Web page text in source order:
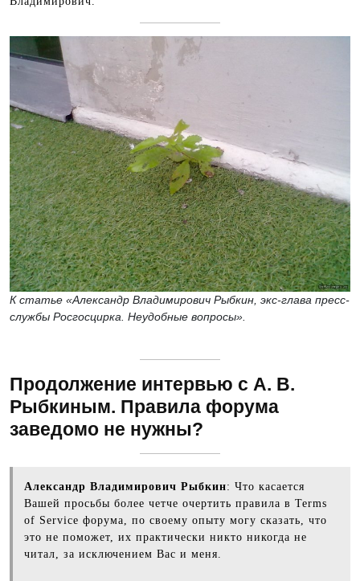
К статье «Александр Владимирович Рыбкин, экс-глава пресс-
службы Росгосцирка. Неудобные вопросы».
Продолжение интервью с А. В.
Рыбкиным. Правила форума
заведомо не нужны?
Александр Владимирович Рыбкин: Что касается
Вашей просьбы более четче очертить правила в Terms
of Service форума, по своему опыту могу сказать, что
это не поможет, их практически никто никогда не
читал, за исключением Вас и меня.